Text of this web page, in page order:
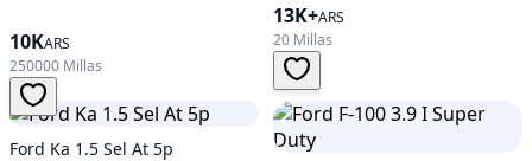
10KARS
250000 Millas
13K+ARS
20 Millas
Ford Ka 1.5 Sel At 5p